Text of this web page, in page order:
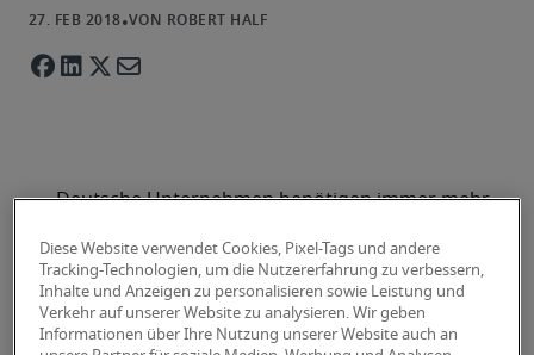
„Deutsche Unternehmen benötigen immer mehr
lange Sicht aber eine Gefahr für die
Zukunftsfähigkeit der Unternehmen. Denn
langatmige Recruiting-Prozesse vergraulen die
besten Bewerber, die keine Mühe haben, eine
Diese Website verwendet Cookies, Pixel-Tags und andere
Tracking-Technologien, um die Nutzererfahrung zu verbessern,
Inhalte und Anzeigen zu personalisieren sowie Leistung und
Verkehr auf unserer Website zu analysieren. Wir geben
Informationen über Ihre Nutzung unserer Website auch an